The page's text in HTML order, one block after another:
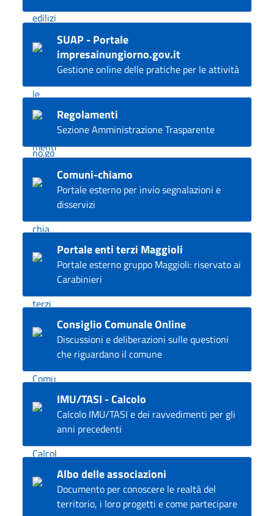
SUAP - Portale
impresainungiorno.gov.it
Gestione online delle pratiche per le attività
Regolamenti
Sezione Amministrazione Trasparente
Comuni-chiamo
Portale esterno per invio segnalazioni e
disservizi
Portale enti terzi Maggioli
Portale esterno gruppo Maggioli: riservato ai
Carabinieri
Consiglio Comunale Online
Discussioni e deliberazioni sulle questioni
che riguardano il comune
IMU/TASI - Calcolo
Calcolo IMU/TASI e dei ravvedimenti per gli
anni precedenti
Albo delle associazioni
Documento per conoscere le realtà del
territorio, i loro progetti e come partecipare